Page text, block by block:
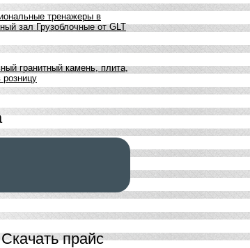
тренажеры в
зал Грузоблочные от GLT
гранитный камень, плита,
розницу
Скачать прайс